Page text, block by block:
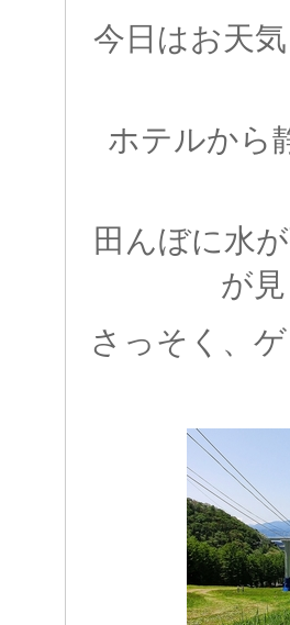
今日はお天
ホテルから
田んぼに水
が
さっそく、